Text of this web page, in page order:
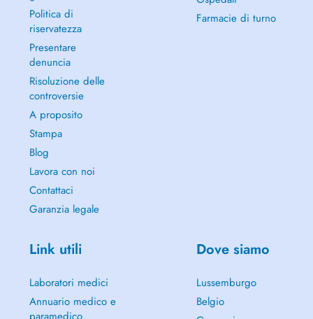
Politica di
riservatezza
Presentare
denuncia
Risoluzione delle
controversie
A proposito
Stampa
Blog
Lavora con noi
Contattaci
Garanzia legale
Farmacie di turno
Link utili
Laboratori medici
Annuario medico e
Dove siamo
Lussemburgo
Belgio